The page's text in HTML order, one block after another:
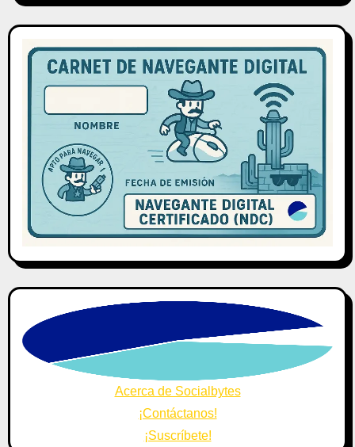
Acerca de Socialbytes
¡Contáctanos!
¡Suscríbete!